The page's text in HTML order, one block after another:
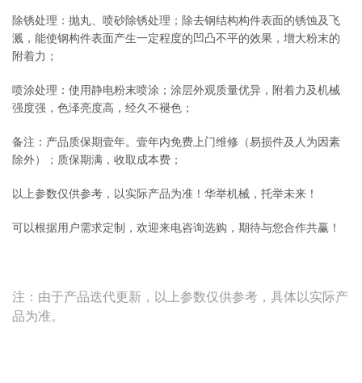
除锈处理：抛丸、喷砂除锈处理；除去钢结构构件表面的锈蚀及飞
溅，能使钢构件表面产生一定程度的凹凸不平的效果，增大粉末的
附着力；
喷涂处理：使用静电粉末喷涂；涂层外观质量优异，附着力及机械
强度强，色泽亮度高，经久不褪色；
备注：产品质保期壹年。壹年内免费上门维修（易损件及人为因素
除外）；质保期满，收取成本费；
以上参数仅供参考，以实际产品为准！华举机械，托举未来！
可以根据用户需求定制，欢迎来电咨询选购，期待与您合作共赢！
注：由于产品迭代更新，以上参数仅供参考，具体以实际产
品为准。